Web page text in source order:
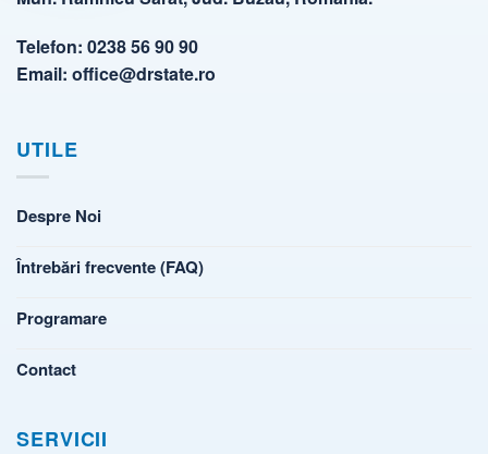
Telefon: 0238 56 90 90
Email: office@drstate.ro
UTILE
Despre Noi
Întrebări frecvente (FAQ)
Programare
Contact
SERVICII